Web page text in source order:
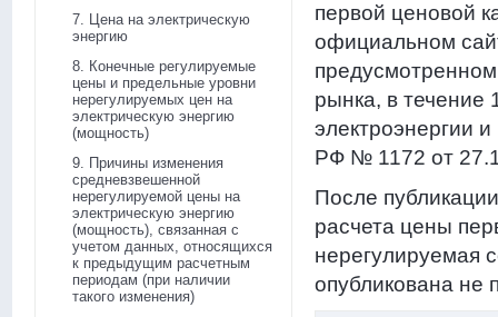
7. Цена на электрическую
энергию
8. Конечные регулируемые
цены и предельные уровни
нерегулируемых цен на
электрическую энергию
(мощность)
9. Причины изменения
средневзвешенной
нерегулируемой цены на
электрическую энергию
(мощность), связанная с
учетом данных, относящихся
к предыдущим расчетным
периодам (при наличии
такого изменения)
первой ценовой
официальном
рынка, в течение
электроэнергии
РФ № 1172 от
После
расчета цены
нерегулируемая
опубликована не